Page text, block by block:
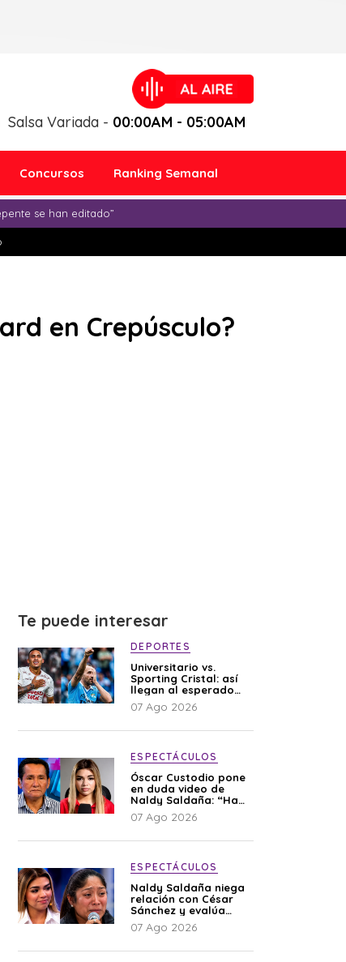
Salsa Variada - 00:00AM - 05:00AM
Concursos Ranking Semanal
se han editado”
en Crepúsculo?
Te puede interesar
DEPORTES
Universitario vs.
Sporting Cristal: así
llegan al esperado
duelo
07 Ago 2026
ESPECTÁCULOS
Óscar Custodio pone
en duda video de
Naldy Saldaña: “Hay
cosas que de repente
se han editado”
07 Ago 2026
ESPECTÁCULOS
Naldy Saldaña niega
relación con César
Sánchez y evalúa
denunciar a su
esposa: “Es una
07 Ago 2026